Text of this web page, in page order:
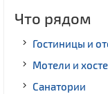
Что рядом
Гостиницы и
Мотели и
Санатории